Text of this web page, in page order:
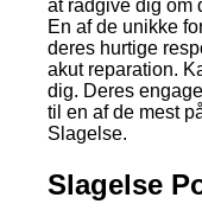
at rådgive dig om
En af de unikke
deres hurtige
akut reparation.
dig. Deres
til en af de mest
Slagelse.
Slagelse